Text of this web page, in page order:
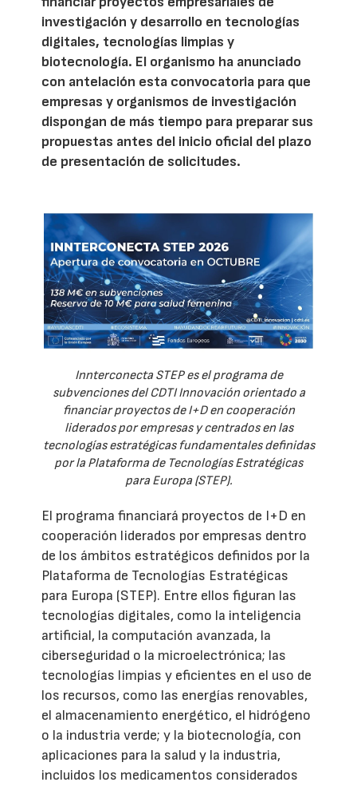
investigación y desarrollo en tecnologías
digitales, tecnologías limpias y
biotecnología. El organismo ha anunciado
con antelación esta convocatoria para que
empresas y organismos de investigación
dispongan de más tiempo para preparar sus
propuestas antes del inicio oficial del plazo
de presentación de solicitudes.
Innterconecta STEP es el programa de
subvenciones del CDTI Innovación orientado a
financiar proyectos de I+D en cooperación
liderados por empresas y centrados en las
tecnologías estratégicas fundamentales definidas
por la Plataforma de Tecnologías Estratégicas
para Europa (STEP).
El programa financiará proyectos de I+D en
cooperación liderados por empresas dentro
de los ámbitos estratégicos definidos por la
Plataforma de Tecnologías Estratégicas
para Europa (STEP). Entre ellos figuran las
tecnologías digitales, como la inteligencia
artificial, la computación avanzada, la
ciberseguridad o la microelectrónica; las
tecnologías limpias y eficientes en el uso de
los recursos, como las energías renovables,
el almacenamiento energético, el hidrógeno
o la industria verde; y la biotecnología, con
aplicaciones para la salud y la industria,
incluidos los medicamentos considerados